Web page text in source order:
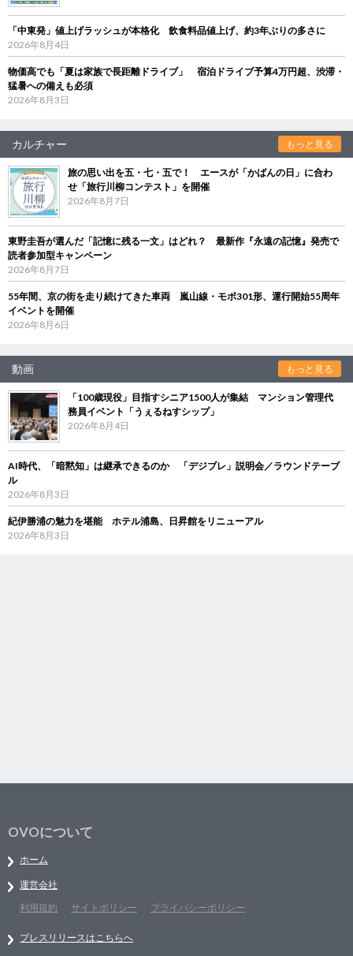
「中東発」値上げラッシュが本格化 飲食料品値上げ、約3年ぶりの多さに
2026年8月4日
物価高でも「夏は家族で長距離ドライブ」 宿泊ドライブ予算4万円超、渋滞・
猛暑への備えも必須
2026年8月3日
カルチャー もっと見る
旅の思い出を五・七・五で！ エースが「かばんの日」に合わ
せ「旅行川柳コンテスト」を開催
2026年8月7日
東野圭吾が選んだ「記憶に残る一文」はどれ？ 最新作『永遠の記憶』発売で
読者参加型キャンペーン
2026年8月7日
55年間、京の街を走り続けてきた車両 嵐山線・モボ301形、運行開始55周年
イベントを開催
2026年8月6日
動画 もっと見る
「100歳現役」目指すシニア1500人が集結 マンション管理代
務員イベント「うぇるねすシップ」
2026年8月4日
AI時代、「暗黙知」は継承できるのか 「デジブレ」説明会／ラウンドテーブ
ル
2026年8月3日
紀伊勝浦の魅力を堪能 ホテル浦島、日昇館をリニューアル
2026年8月3日
OVOについて
ホーム
運営会社
利用規約
サイトポリシー プライバシーポリシー
プレスリリースはこちらへ